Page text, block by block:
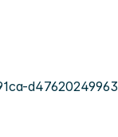
d47620249963